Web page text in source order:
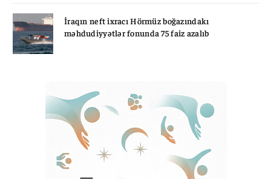
İraqın neft ixracı Hörmüz boğazındakı
məhdudiyyətlər fonunda 75 faiz azalıb